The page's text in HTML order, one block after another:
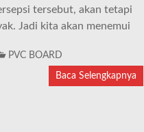
tersebut, akan tetapi
Jadi kita akan menemui
PVC BOARD
Baca Selengkapnya